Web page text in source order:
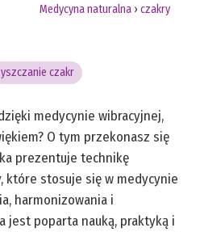
Medycyna naturalna› czakry
czakr
medycynie wibracyjnej,
O tym przekonasz się
prezentuje technikę
które stosuje się w medycynie
harmonizowania i
jest poparta nauką, praktyką i